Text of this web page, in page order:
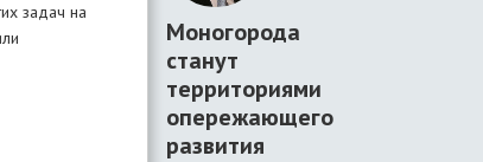
задач на
Моногорода
станут
территориями
опережающего
развития